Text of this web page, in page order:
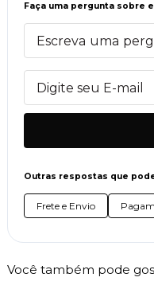
Faça uma pergunta sobre
Outras respostas que
Frete e Envio
Você também pode